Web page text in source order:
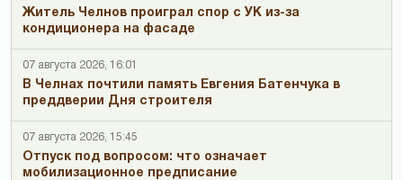
Житель Челнов проиграл спор с УК из-за
кондиционера на фасаде
07 августа 2026, 16:01
В Челнах почтили память Евгения Батенчука в
преддверии Дня строителя
07 августа 2026, 15:45
Отпуск под вопросом: что означает
мобилизационное предписание